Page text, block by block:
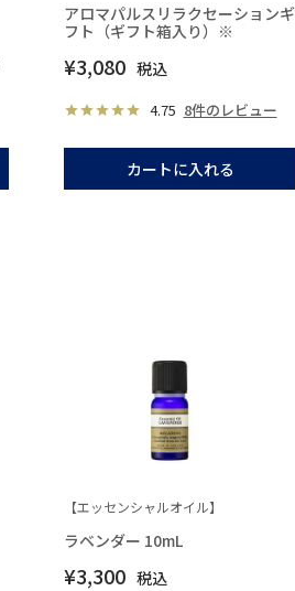
アロマパルスリラクセーションギ
フト（ギフト箱入り）※
¥3,080 税込
4.75 8件のレビュー
カートに入れる
【エッセンシャルオイル】
ラベンダー 10mL
¥3,300 税込